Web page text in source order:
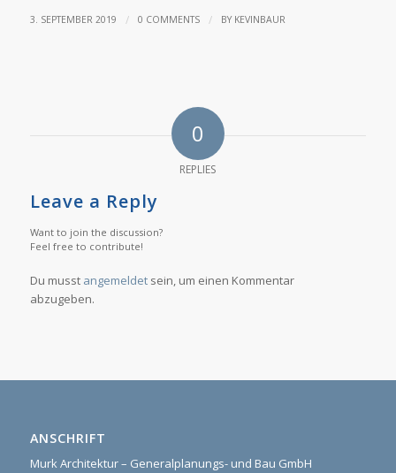
3. SEPTEMBER 2019 / 0 COMMENTS / BY KEVINBAUR
0
REPLIES
Leave a Reply
Want to join the discussion?
Feel free to contribute!
Du musst angemeldetsein, um einen Kommentar
abzugeben.
ANSCHRIFT
Murk Architektur – Generalplanungs- und Bau GmbH